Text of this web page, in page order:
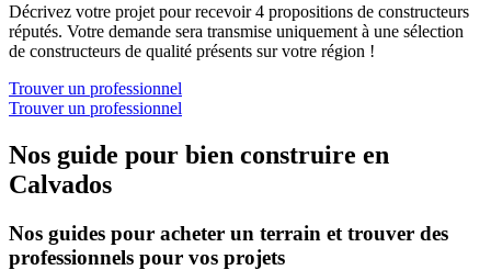
Décrivez votre projet pour recevoir 4 propositions de constructeurs
réputés. Votre demande sera transmise uniquement à une sélection
de constructeurs de qualité présents sur votre région !
Trouver un professionnel
Trouver un professionnel
Nos guide pour bien construire en
Calvados
Nos guides pour acheter un terrain et trouver des
professionnels pour vos projets